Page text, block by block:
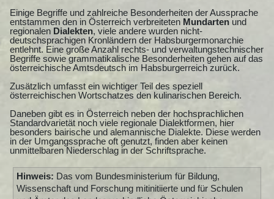
Einige Begriffe und zahlreiche Besonderheiten der Aussprache
entstammen den in Österreich verbreiteten Mundarten und
regionalen Dialekten, viele andere wurden nicht-
deutschsprachigen Kronländern der Habsburgermonarchie
entlehnt. Eine große Anzahl rechts- und verwaltungstechnischer
Begriffe sowie grammatikalische Besonderheiten gehen auf das
österreichische Amtsdeutsch im Habsburgerreich zurück.
Zusätzlich umfasst ein wichtiger Teil des speziell
österreichischen Wortschatzes den kulinarischen Bereich.
Daneben gibt es in Österreich neben der hochsprachlichen
Standardvarietät noch viele regionale Dialektformen, hier
besonders bairische und alemannische Dialekte. Diese werden
in der Umgangssprache oft genutzt, finden aber keinen
unmittelbaren Niederschlag in der Schriftsprache.
Hinweis: Das vom Bundesministerium für Bildung,
Wissenschaft und Forschung mitinitiierte und für Schulen